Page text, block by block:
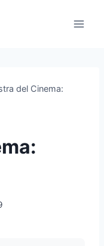
del Cinema: